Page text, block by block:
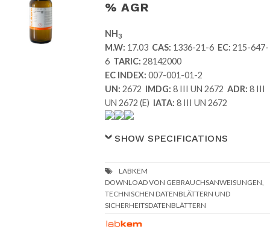
% AGR
NH 3
M.W: 17.03 CAS: 1336-21-6 EC:215-647-
6 TARIC:28142000
EC INDEX:007-001-01-2
UN:2672 IMDG:8 III UN 2672ADR:8 III
UN 2672 (E)
IATA:8 III UN 2672
SHOW SPECIFICATIONS
DOWNLOAD VON GEBRAUCHSANWEISUNGEN,
TECHNISCHEN DATENBLÄTTERN UND
SICHERHEITSDATENBLÄTTERN